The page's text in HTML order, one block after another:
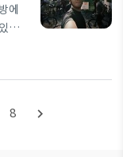
호
백
에
었
라
5시
8 navigate_next